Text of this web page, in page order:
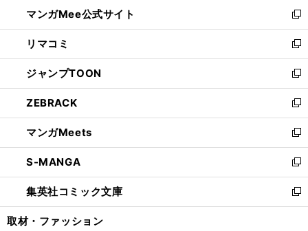
く
ド
ウ
で
開
く
ィ
ン
ド
ウ
で
開
く
い
ウ
ィ
ン
ド
ウ
で
開
く
マンガMee公式サイト
新
し
い
ウ
ィ
ン
ド
ウ
で
開
く
リマコミ
新
し
い
ウ
ィ
ン
ド
ウ
で
開
く
ジャンプTOON
新
し
い
ウ
ィ
ン
ド
ウ
で
開
ZEBRACK
新
し
い
ウ
ィ
ン
ド
ウ
マンガMeets
新
し
い
ウ
ィ
ン
S-MANGA
新
し
い
ウ
集英社コミック文庫
新
し
取材・ファッション